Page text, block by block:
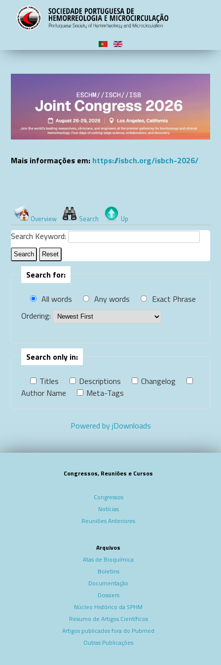
Mais informações em: https://isbch.org/isbch-2026/
Overview Search Up
Search Keyword:
Search Reset
Search for:
All words Any words
Exact Phrase
Ordering:
Search only in:
Titles Descriptions
Changelog
Author Name
Meta-Tags
Powered by jDownloads
Congressos, Reuniões e Cursos
Congressos
Notícias
Reuniões Anteriores
Arquivos
Atas de Bioquímica
Boletins
Documentação
Dossiers
Núcleo Histórico da SPHM
Resumo de Artigos Científicos
Artigos publicados fora do Pubmed
Outras Publicações